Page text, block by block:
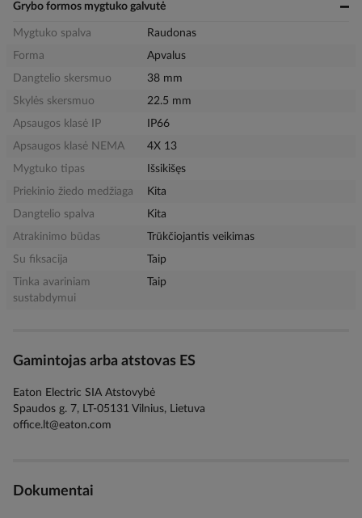
Grybo formos mygtuko galvutė
Mygtuko spalva
Raudonas
Forma
Apvalus
Dangtelio skersmuo
38 mm
Skylės skersmuo
22.5 mm
Apsaugos klasė IP
IP66
Apsaugos klasė NEMA
4X 13
Mygtuko tipas
Išsikišęs
Priekinio žiedo medžiaga
Kita
Dangtelio spalva
Kita
Atrakinimo būdas
Trūkčiojantis veikimas
Su fiksacija
Taip
Tinka avariniam
sustabdymui
Taip
Gamintojas arba atstovas ES
Eaton Electric SIA Atstovybė
Spaudos g. 7, LT-05131 Vilnius, Lietuva
office.lt@eaton.com
Dokumentai